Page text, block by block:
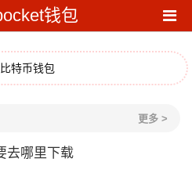
钱包
特币钱包
更多 >
去哪里下载